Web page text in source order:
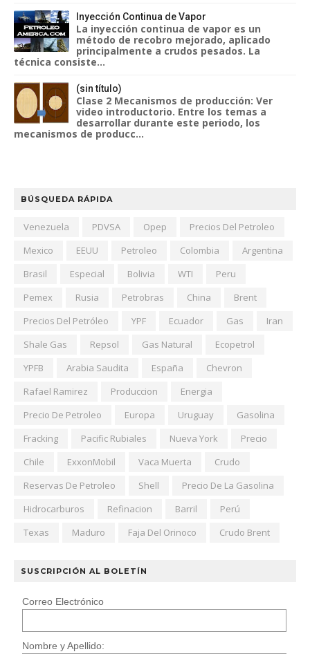
Inyección Continua de Vapor
La inyección continua de vapor es un
método de recobro mejorado, aplicado
principalmente a crudos pesados. La
técnica consiste...
(sin título)
Clase 2 Mecanismos de producción: Ver
video introductorio. Entre los temas a
desarrollar durante este periodo, los
mecanismos de producc...
BÚSQUEDA RÁPIDA
Venezuela PDVSA Opep
Precios Del Petroleo
Mexico
EEUU Petroleo Colombia
Argentina
Brasil
Especial Bolivia WTI
Peru
Pemex
Rusia Petrobras China
Brent
Precios Del Petróleo
YPF Ecuador Gas
Iran
Shale Gas
Repsol Gas Natural
Ecopetrol
YPFB
Arabia Saudita España
Chevron
Rafael Ramirez
Produccion
Energia
Precio De Petroleo
Europa Uruguay
Gasolina
Fracking
Pacific Rubiales Nueva York
Precio
Chile
ExxonMobil Vaca Muerta
Crudo
Reservas De Petroleo
Shell
Precio De La Gasolina
Hidrocarburos
Refinacion Barril
Perú
Texas
Maduro Faja Del Orinoco Crudo Brent
SUSCRIPCIÓN AL BOLETÍN
Correo Electrónico
Nombre y Apellido: